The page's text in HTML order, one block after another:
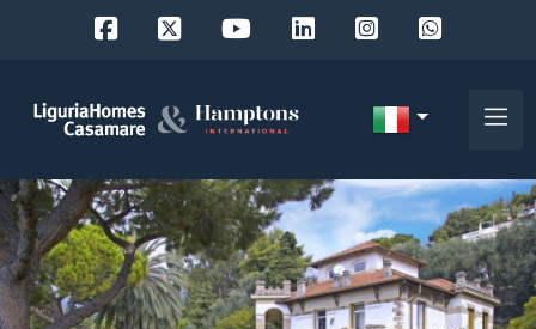
EN
FR
DE
RU
Scegli
dove
cercare